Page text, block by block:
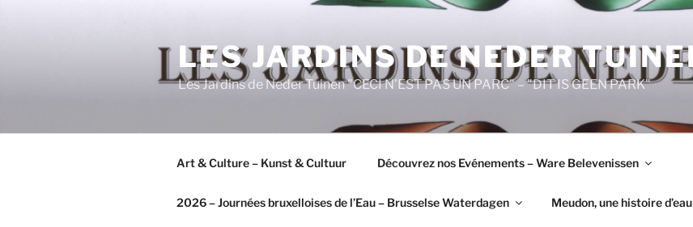
LES JARDINS DE NEDER
Les Jardins de Neder Tuinen "CECI N’EST PAS UN PARC" – "DIT IS GEEN PARK"
Art & Culture – Kunst & Cultuur Découvrez nos Evénements – Ware Belevenissen
2026 – Journées bruxelloises de l’Eau – Brusselse Waterdagen Meudon, une histoire